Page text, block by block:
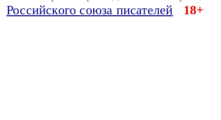
Российского союза писателей
18+